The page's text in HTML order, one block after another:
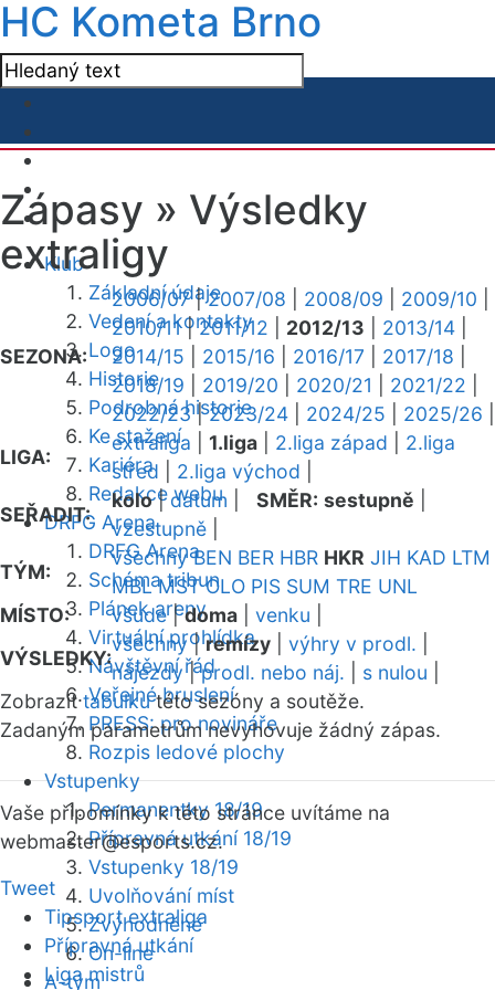
HC Kometa Brno
Klub
Základní údaje
Vedení a kontakty
Logo
Historie
Podrobná historie
Ke stažení
Kariéra
Redakce webu
DRFG Arena
DRFG Arena
Schéma tribun
Plánek areny
Virtuální prohlídka
Návštěvní řád
Veřejné bruslení
PRESS: pro novináře
Rozpis ledové plochy
Vstupenky
Permanentky 18/19
Přípravná utkání 18/19
Vstupenky 18/19
Uvolňování míst
Zvýhodněné
On-line
A-tým
Zápasy » Výsledky
extraligy
SEZONA:
2006/07|2007/08 2008/09 2009/10
2010/11|2011/12 2012/13 2013/14
2014/15
2015/16 2016/17 2017/18
2018/19
2019/20 2020/21 2021/22
2022/23|2023/24 2024/25 2025/26
LIGA:
extraliga 1.liga 2.liga západ
2.liga
střed
2.liga východ
SEŘADIT:
kolo|datum SMĚR: sestupně
vzestupně
TÝM:
všechny BEN BER HBR HKR JIH KAD LTM
MBL MST OLO PIS SUM TRE UNL
MÍSTO:
všude|doma venku
VÝSLEDKY:
všechny|remízy výhry v prodl.
nájezdy|prodl. nebo náj. s nulou
Zobrazittabulkutéto sezóny a soutěže.
Zadaným parametrům nevyhovuje žádný zápas.
Vaše připomínky k této stránce uvítáme na
webmaster@esports.cz.
Tweet
Tipsport extraliga
Přípravná utkání
Liga mistrů